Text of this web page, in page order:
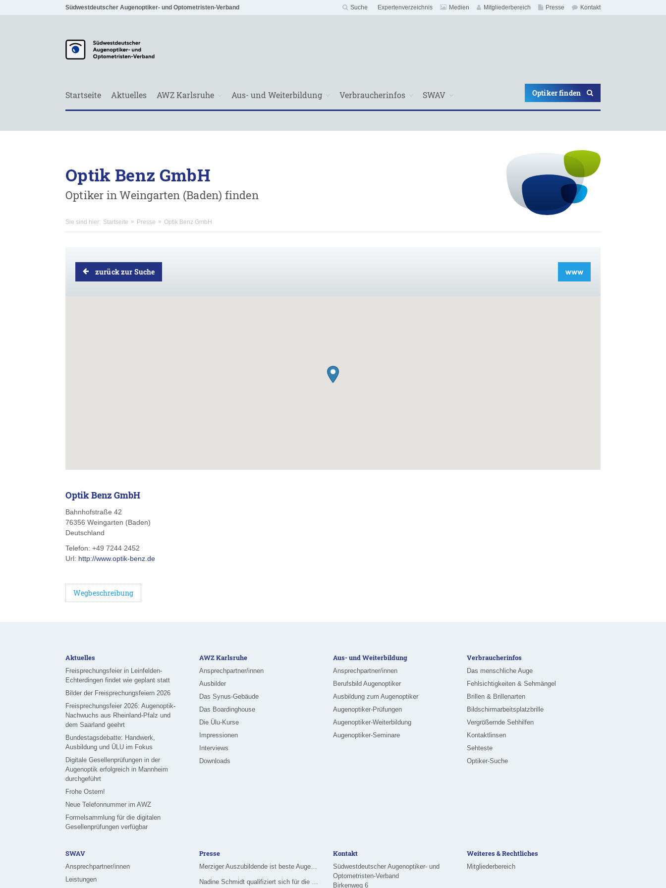
Südwestdeutscher Augenoptiker- und Optometristen-Verband Kontakt
Presse
Mitgliederbereich
Medien
Expertenverzeichnis
Suche
Startseite Aktuelles AWZ Karlsruhe Aus- und Weiterbildung Verbraucherinfos SWAV Optiker finden
Optik Benz GmbH
Optiker in Weingarten (Baden) finden
Sie sind hier: Startseite Presse Optik Benz GmbH
zurück zur Suche
Optik Benz GmbH
Bahnhofstraße 42
76356 Weingarten (Baden)
Deutschland
Telefon: +49 7244 2452
Url: http://www.optik-benz.de
Wegbeschreibung
Aktuelles
Freisprechungsfeier in Leinfelden-
Echterdingen findet wie geplant statt
Bilder der Freisprechungsfeiern 2026
Freisprechungsfeier 2026: Augenoptik-
Nachwuchs aus Rheinland-Pfalz und
dem Saarland geehrt
Bundestagsdebatte: Handwerk,
Ausbildung und ÜLU im Fokus
Digitale Gesellenprüfungen in der
Augenoptik erfolgreich in Mannheim
durchgeführt
Frohe Ostern!
Neue Telefonnummer im AWZ
Formelsammlung für die digitalen
Gesellenprüfungen verfügbar
AWZ Karlsruhe
Ansprechpartner/innen
Ausbilder
Das Synus-Gebäude
Das Boardinghouse
Die Ülu-Kurse
Impressionen
Interviews
Downloads
Aus- und Weiterbildung
Ansprechpartner/innen
Berufsbild Augenoptiker
Ausbildung zum Augenoptiker
Augenoptiker-Prüfungen
Augenoptiker-Weiterbildung
Augenoptiker-Seminare
Verbraucherinfos
Das menschliche Auge
Fehlsichtigkeiten & Sehmängel
Brillen & Brillenarten
Bildschirmarbeitsplatzbrille
Vergrößernde Sehhilfen
Kontaktlinsen
Sehteste
Optiker-Suche
SWAV
Ansprechpartner/innen
Leistungen
Presse
Merziger Auszubildende ist beste Augenoptikerin im Saarland
Nadine Schmidt qualifiziert sich für die Deutsche Meisterschaft im Handwerk
Kontakt
Südwestdeutscher Augenoptiker- und
Optometristen-Verband
Birkenweg 6
Weiteres & Rechtliches
Mitgliederbereich